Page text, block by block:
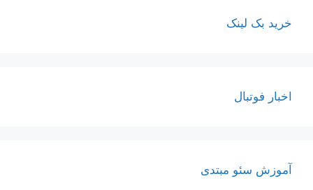
خرید بک لینک
اخبار فوتبال
آموزش سئو مبتدی